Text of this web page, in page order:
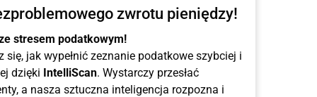
zwrotu pieniędzy!
stresem podatkowym!
się, jak wypełnić zeznanie podatkowe szybciej i
dzięki IntelliScan. Wystarczy przesłać
a nasza sztuczna inteligencja rozpozna i